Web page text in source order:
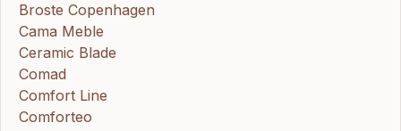
Broste Copenhagen
Cama Meble
Ceramic Blade
Comad
Comfort Line
Comforteo